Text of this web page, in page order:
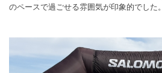
のペースで過ごせる雰囲気が印象的でした。